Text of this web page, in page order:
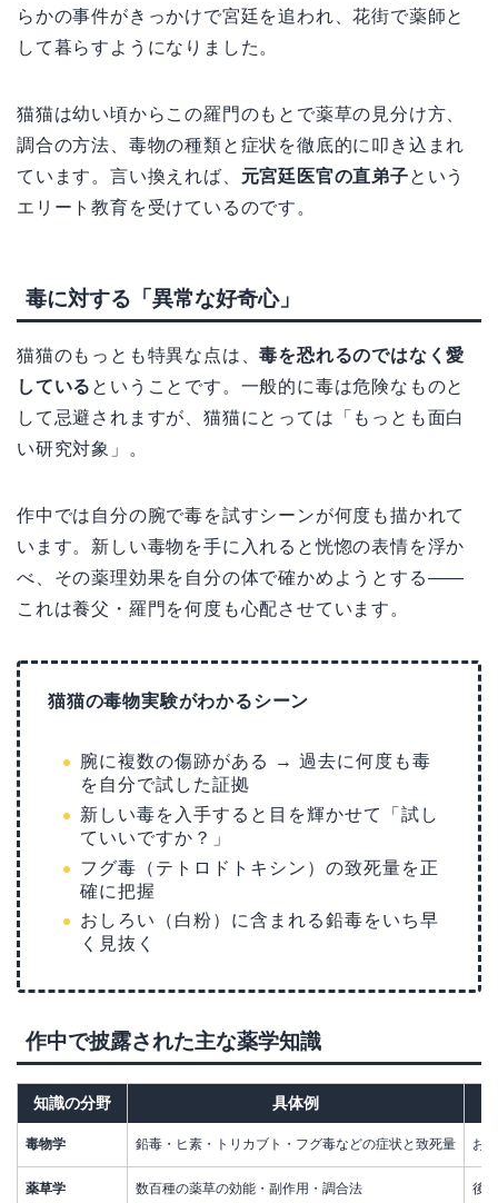
らかの事件がきっかけで宮廷を追われ、花街で薬師と
して暮らすようになりました。
猫猫は幼い頃からこの羅門のもとで薬草の見分け方、
調合の方法、毒物の種類と症状を徹底的に叩き込まれ
ています。言い換えれば、 元宮廷医官の直弟子という
エリート教育を受けているのです。
毒に対する「異常な好奇心」
猫猫のもっとも特異な点は、毒を恐れるのではなく愛
している ということです。一般的に毒は危険なものと
して忌避されますが、猫猫にとっては「もっとも面白
い研究対象」。
作中では自分の腕で毒を試すシーンが何度も描かれて
います。新しい毒物を手に入れると恍惚の表情を浮か
べ、その薬理効果を自分の体で確かめようとする——
これは養父・羅門を何度も心配させています。
猫猫の毒物実験がわかるシーン
腕に複数の傷跡がある → 過去に何度も毒
を自分で試した証拠
新しい毒を入手すると目を輝かせて「試し
ていいですか？」
フグ毒（テトロドトキシン）の致死量を正
確に把握
おしろい（白粉）に含まれる鉛毒をいち早
く見抜く
作中で披露された主な薬学知識
知識の分野 具体例
毒物学 鉛毒・ヒ素・トリカブト・フグ毒などの症状と致死量 お
薬草学 数百種の薬草の効能・副作用・調合法 後